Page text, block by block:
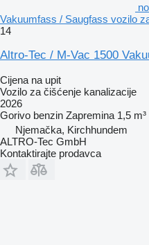
Vakuumfass / Saugfass vozilo
14
Altro-Tec / M-Vac 1500
Cijena na upit
Vozilo za čišćenje kanalizacije
2026
Gorivo benzin Zapremina 1,5 m³
Njemačka, Kirchhundem
ALTRO-Tec GmbH
Kontaktirajte prodavca